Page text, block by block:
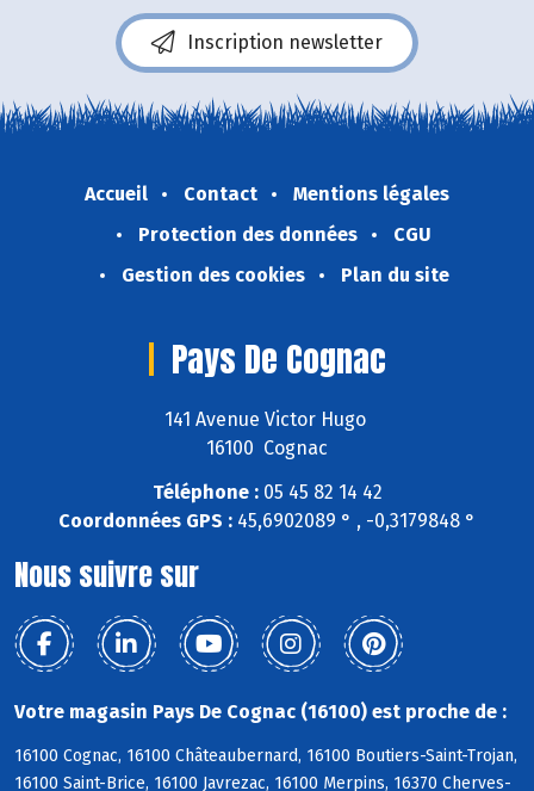
Inscription newsletter
Accueil Contact
Mentions légales
Protection des données
CGU
Gestion des cookies
Plan du site
Pays De Cognac
141 Avenue Victor Hugo
16100 Cognac
Téléphone :05 45 82 14 42
Coordonnées GPS : 45,6902089 ° , -0,3179848 °
Nous suivre sur
Votre magasin Pays De Cognac (16100) est proche de :
16100 Cognac, 16100 Châteaubernard, 16100 Boutiers-Saint-Trojan,
16100 Saint-Brice, 16100 Javrezac, 16100 Merpins, 16370 Cherves-